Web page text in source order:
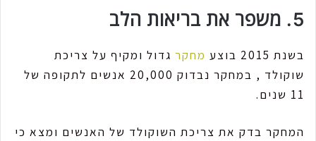
5. משפר את בריאות הלב
בשנת 2015 בוצע מחקר גדול ומקיף על צריכת
שוקולד , במחקר נבדוק 20,000 אנשים לתקופה של
11 שנים.
המחקר בדק את צריכת השוקולד של האנשים ומצא כי